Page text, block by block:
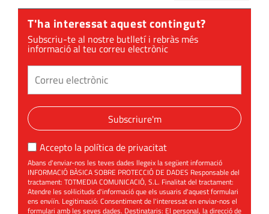
T'ha interessat aquest contingut?
Subscriu-te al nostre butlletí i rebràs més
informació al teu correu electrònic
Subscriure'm
Accepto la política de privacitat
Abans d'enviar-nos les teves dades llegeix la següent informació
INFORMACIÓ BÀSICA SOBRE PROTECCIÓ DE DADES Responsable del
tractament: TOTMEDIA COMUNICACIÓ, S.L. Finalitat del tractament:
Atendre les sol·licituds d'informació que els usuaris d'aquest formulari
ens enviïn. Legitimació: Consentiment de l'interessat en enviar-nos el
formulari amb les seves dades. Destinataris: El personal, la direcció de